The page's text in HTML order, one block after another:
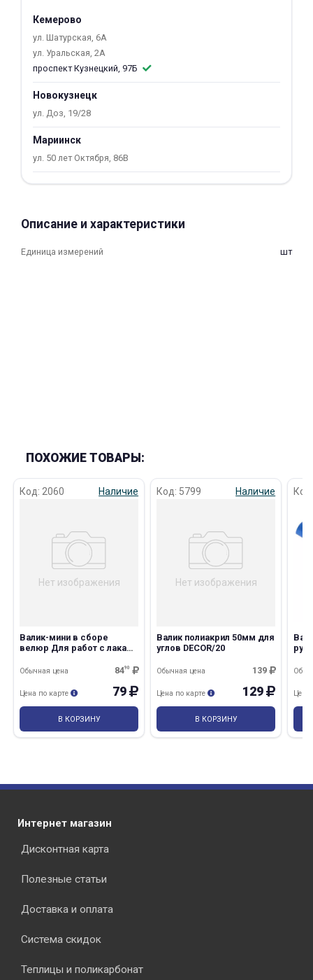
Кемерово
ул. Шатурская, 6А
ул. Уральская, 2А
проспект Кузнецкий, 97Б
Новокузнецк
ул. Доз, 19/28
Мариинск
ул. 50 лет Октября, 86В
Описание и характеристики
Единица измерений шт
ПОХОЖИЕ ТОВАРЫ:
Код: 2060 Наличие
Нет изображения
Валик-мини в сборе
велюр Для работ с лаками
8490
Обычная цена
79
Цена по карте
В КОРЗИНУ
Код: 5799 Наличие
Нет изображения
Валик полиакрил 50мм для
углов DECОR/20
139
Обычная цена
129
Цена по карте
В КОРЗИНУ
Цена
раз в 2
недели
8 800 302-02-51
plait.ru
Интернет магазин
Дисконтная карта
Полезные статьи
Доставка и оплата
Система скидок
Теплицы и поликарбонат